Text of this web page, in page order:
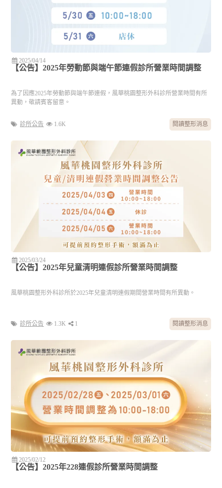
2025/04/14
【公告】2025年勞動節與端午節連假診所營業時間調整
為了因應2025年勞動節與端午節連假，風華桃園整形外科診所營業時間有所
異動，敬請賓客留意。
診所公告 1.6K 閱讀整形消息
2025/03/24
【公告】2025年兒童清明連假診所營業時間調整
風華桃園整形外科診所於2025年兒童清明連假期間營業時間有所異動。
診所公告 1.3K 1 閱讀整形消息
2025/02/12
【公告】2025年228連假診所營業時間調整